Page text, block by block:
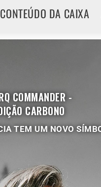
CONTEÚDO DA CAIXA